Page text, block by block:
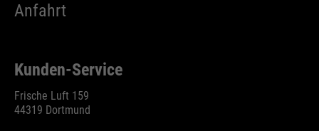
Anfahrt
Kunden-Service
Frische Luft 159
44319 Dortmund